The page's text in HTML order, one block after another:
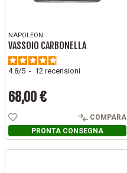
NAPOLEON
VASSOIO CARBONELLA
4.8/5 - 12 recensioni
Prezzo
68,00 €
COMPARA
PRONTA CONSEGNA